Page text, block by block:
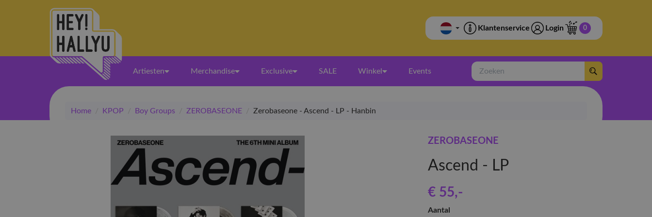
Klantenservice Login 0
Artiesten Merchandise Exclusive SALE Winkel Events
Zoeken
Home / KPOP / Boy Groups / ZEROBASEONE / Zerobaseone - Ascend - LP - Hanbin
ZEROBASEONE
Ascend - LP
€ 55,-
Aantal